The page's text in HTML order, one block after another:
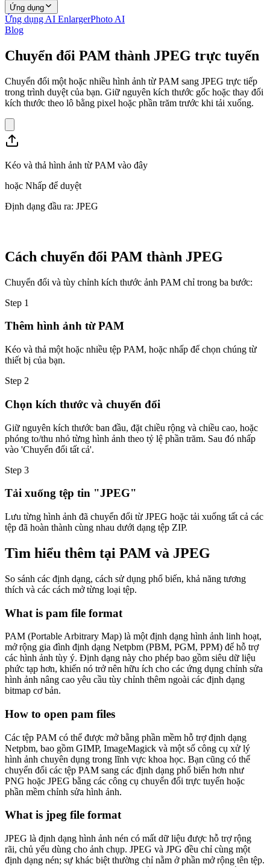
Ứng dụng
Ứng dụng AI EnlargerPhoto AI
Blog
Chuyển đổi PAM thành JPEG trực tuyến
Chuyển đổi một hoặc nhiều hình ảnh từ PAM sang JPEG trực tiếp
trong trình duyệt của bạn. Giữ nguyên kích thước gốc hoặc thay đổi
kích thước theo lô bằng pixel hoặc phần trăm trước khi tải xuống.
Kéo và thả hình ảnh từ PAM vào đây
hoặc Nhấp để duyệt
Định dạng đầu ra: JPEG
Cách chuyển đổi PAM thành JPEG
Chuyển đổi và tùy chỉnh kích thước ảnh PAM chỉ trong ba bước:
Step 1
Thêm hình ảnh từ PAM
Kéo và thả một hoặc nhiều tệp PAM, hoặc nhấp để chọn chúng từ
thiết bị của bạn.
Step 2
Chọn kích thước và chuyển đổi
Giữ nguyên kích thước ban đầu, đặt chiều rộng và chiều cao, hoặc
phóng to/thu nhỏ từng hình ảnh theo tỷ lệ phần trăm. Sau đó nhấp
vào 'Chuyển đổi tất cả'.
Step 3
Tải xuống tệp tin "JPEG"
Lưu từng hình ảnh đã chuyển đổi từ JPEG hoặc tải xuống tất cả các
tệp đã hoàn thành cùng nhau dưới dạng tệp ZIP.
Tìm hiểu thêm tại PAM và JPEG
So sánh các định dạng, cách sử dụng phổ biến, khả năng tương
thích và các cách mở từng loại tệp.
What is pam file format
PAM (Portable Arbitrary Map) là một định dạng hình ảnh linh hoạt,
mở rộng gia đình định dạng Netpbm (PBM, PGM, PPM) để hỗ trợ
các hình ảnh tùy ý. Định dạng này cho phép bao gồm siêu dữ liệu
phức tạp hơn, khiến nó trở nên hữu ích cho các ứng dụng chỉnh sửa
hình ảnh nâng cao yêu cầu tùy chỉnh thêm ngoài các định dạng
bitmap cơ bản.
How to open pam files
Các tệp PAM có thể được mở bằng phần mềm hỗ trợ định dạng
Netpbm, bao gồm GIMP, ImageMagick và một số công cụ xử lý
hình ảnh chuyên dụng trong lĩnh vực khoa học. Bạn cũng có thể
chuyển đổi các tệp PAM sang các định dạng phổ biến hơn như
PNG hoặc JPEG bằng các công cụ chuyển đổi trực tuyến hoặc
phần mềm chỉnh sửa hình ảnh.
What is jpeg file format
JPEG là định dạng hình ảnh nén có mất dữ liệu được hỗ trợ rộng
rãi, chủ yếu dùng cho ảnh chụp. JPEG và JPG đều chỉ cùng một
định dạng nén; sự khác biệt thường chỉ nằm ở phần mở rộng tên tệp.